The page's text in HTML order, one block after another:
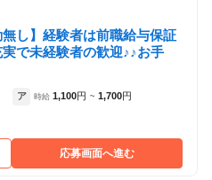
し】経験者は前職給与保証
で未経験者の歓迎♪♪お手
ア 時給 1,100円 ~ 1,700円
応募画面へ進む